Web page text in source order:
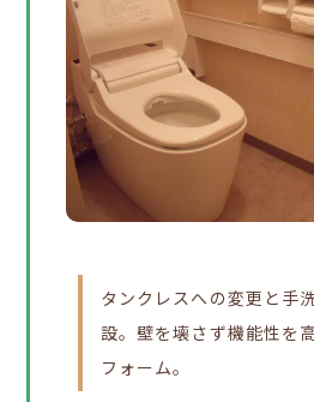
タンクレスへの変更と手
設。壁を壊さず機能性を
フォーム。